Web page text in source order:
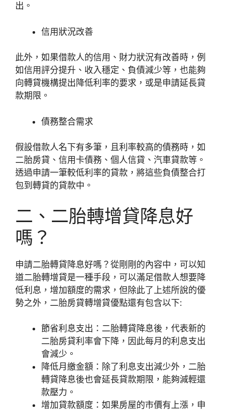
出。
信用狀況改善
此外，如果借款人的信用、財力狀況有改善時，例
如信用評分提升、收入穩定、負債減少等，也能夠
向轉貸機構提出降低利率的要求，或是申請延長貸
款期限。
債務整合需求
假設借款人名下有多筆，且利率較高的債務時 ，如
二胎房貸、信用卡債務、個人信貸、汽車貸款等。
透過申請一筆較低利率的貸款，將這些負債整合打
包到轉貸的貸款中。
二、二胎轉增貸降息好
嗎？
申請二胎轉貸降息好嗎？從剛剛的內容中，可以知
道二胎轉增貸是一種手段，可以滿足借款人想要降
低利息，增加額度的需求，但除此了上述所說的優
勢之外，二胎房貸轉增貸優點還有包含以下:
節省利息支出：二胎轉貸降息後，代表新的
二胎房貸利率會下降，因此每月的利息支出
會減少。
降低月繳金額：除了利息支出減少外，二胎
轉貸降息後也會延長貸款期限，能夠減輕還
款壓力。
增加貸款額度：如果房屋的市價有上漲，申